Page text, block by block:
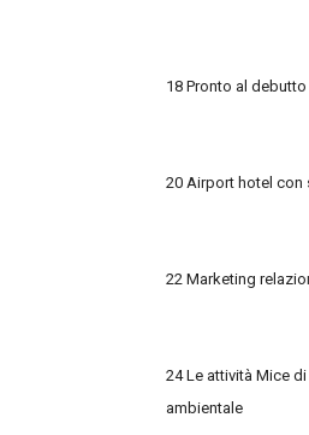
18 Pronto al
20 Airport hotel con
22 Marketing
24 Le attività Mice
ambientale